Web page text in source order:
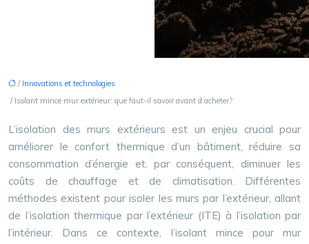
/ Innovations et technologies
/ Isolant mince mur extérieur: que faut-il savoir avant d’acheter?
L’isolation des murs extérieurs est un enjeu crucial pour
améliorer le confort thermique d’un bâtiment, réduire sa
consommation d’énergie et, par conséquent, diminuer les
coûts de chauffage et de climatisation. Différentes
méthodes existent pour isoler les murs par l’extérieur, allant
de l’isolation thermique par l’extérieur (ITE) à l’isolation par
l’intérieur. Dans ce contexte, l’isolant mince pour mur